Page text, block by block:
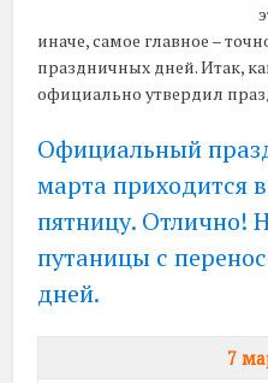
иначе, самое главное –
праздничных дней. Итак,
официально утвердил
Официальный
марта приходится
пятницу. Отлично!
путаницы с
дней.
7